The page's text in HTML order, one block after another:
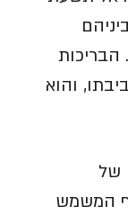
הבריכות
והוא
של
המשמש